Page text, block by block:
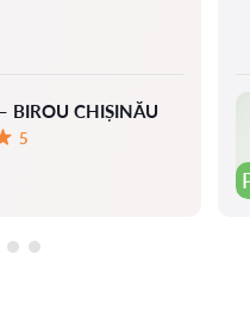
BIROU CHIȘINĂU
5